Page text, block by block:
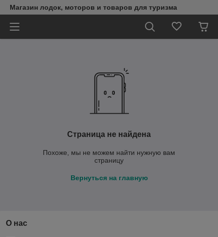
Магазин лодок, моторов и товаров для туризма
Страница не найдена
Похоже, мы не можем найти нужную вам
страницу
Вернуться на главную
О нас